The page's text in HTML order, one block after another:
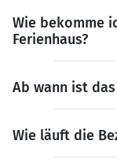
Wie bekomme
Ferienhaus?
Ab wann ist
Wie läuft die